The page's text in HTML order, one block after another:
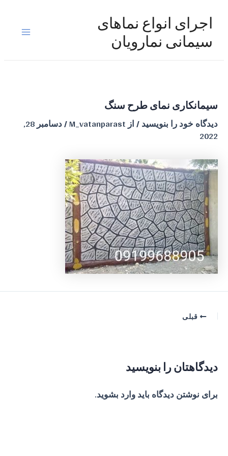
اجرای انواع نماهای
سیمانی نمارویان
Main
سیمانکاری نمای طرح سنگ
دیدگاه‌ خود را بنویسید/ ازM_vatanparast
/ دسامبر 28,
2022
پیمایشقبلی
دیدگاهتان را بنویسید
برای نوشتن دیدگاه بایدوارد بشوید.